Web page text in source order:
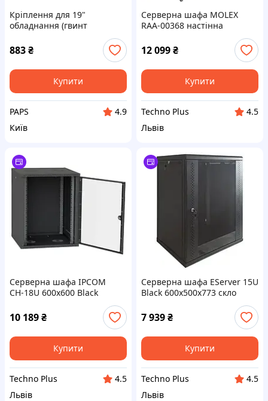
Кріплення для 19"
обладнання (гвинт
black, комплект ( пак=100
шт) Crosver (RMSK-M6-16-BZ
/ 285010) y
883₴
Купити
PAPS
4.9
Київ
Серверна шафа MOLEX
RAA-00368 настінна
12 099₴
Купити
Techno Plus
4.5
Львів
Серверна шафа IPCOM
СН-18U 600х600 Black
10 189₴
Купити
Techno Plus
4.5
Львів
Серверна шафа EServer 15U
Black 600х500х773 скло
7 939₴
Купити
Techno Plus
4.5
Львів